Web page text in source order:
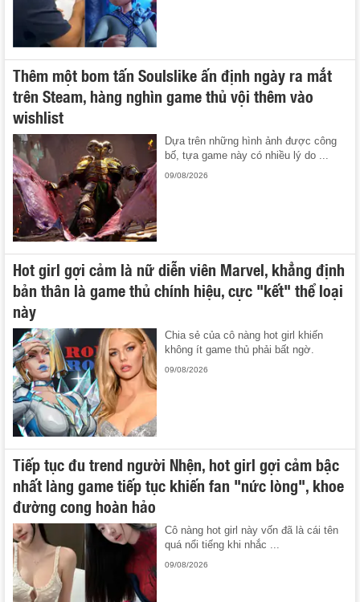
Thêm một bom tấn Soulslike ấn định ngày ra mắt
trên Steam, hàng nghìn game thủ vội thêm vào
wishlist
Dựa trên những hình ảnh được công
bố, tựa game này có nhiều lý do ...
09/08/2026
Hot girl gợi cảm là nữ diễn viên Marvel, khẳng định
bản thân là game thủ chính hiệu, cực "kết" thể loại
này
Chia sẻ của cô nàng hot girl khiến
không ít game thủ phải bất ngờ.
09/08/2026
Tiếp tục đu trend người Nhện, hot girl gợi cảm bậc
nhất làng game tiếp tục khiến fan "nức lòng", khoe
đường cong hoàn hảo
Cô nàng hot girl này vốn đã là cái tên
quá nổi tiếng khi nhắc ...
09/08/2026